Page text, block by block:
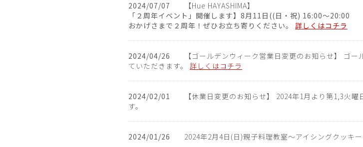
2024/07/07
【Hue HAYASHIMA】
「２周年イベント」開催します】8月11日((日・祝) 16:00～20:00
おかげさまで２周年！ぜひお立ち寄りください。 詳しくはコチラ
2024/04/26
【ゴールデンウィーク営業日変更のお知らせ】 ゴ
ていただきます。 詳しくはコチラ
2024/02/01
【休業日変更のお知らせ】 2024年1月より第1,3火
す。
2024/01/26 2024年2月4日(日)親子料理教室～アイシングクッキ